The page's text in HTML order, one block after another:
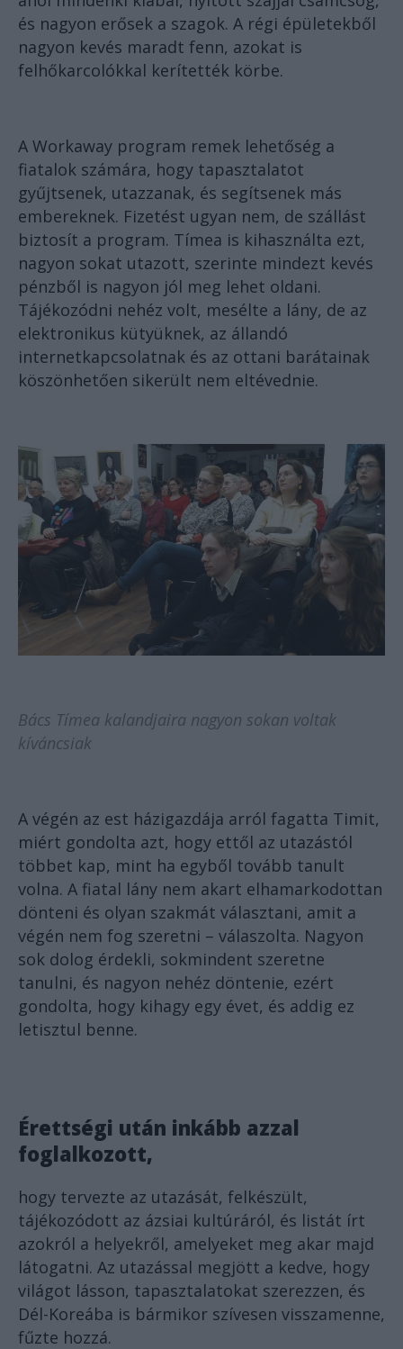
és nagyon erősek a szagok. A régi épületekből
nagyon kevés maradt fenn, azokat is
felhőkarcolókkal kerítették körbe.
A Workaway program remek lehetőség a
fiatalok számára, hogy tapasztalatot
gyűjtsenek, utazzanak, és segítsenek más
embereknek. Fizetést ugyan nem, de szállást
biztosít a program. Tímea is kihasználta ezt,
nagyon sokat utazott, szerinte mindezt kevés
pénzből is nagyon jól meg lehet oldani.
Tájékozódni nehéz volt, mesélte a lány, de az
elektronikus kütyüknek, az állandó
internetkapcsolatnak és az ottani barátainak
köszönhetően sikerült nem eltévednie.
Bács Tímea kalandjaira nagyon sokan voltak
kíváncsiak
A végén az est házigazdája arról fagatta Timit,
miért gondolta azt, hogy ettől az utazástól
többet kap, mint ha egyből tovább tanult
volna. A fiatal lány nem akart elhamarkodottan
dönteni és olyan szakmát választani, amit a
végén nem fog szeretni – válaszolta. Nagyon
sok dolog érdekli, sokmindent szeretne
tanulni, és nagyon nehéz döntenie, ezért
gondolta, hogy kihagy egy évet, és addig ez
letisztul benne.
Érettségi után inkább azzal
foglalkozott,
hogy tervezte az utazását, felkészült,
tájékozódott az ázsiai kultúráról, és listát írt
azokról a helyekről, amelyeket meg akar majd
látogatni. Az utazással megjött a kedve, hogy
világot lásson, tapasztalatokat szerezzen, és
Dél-Koreába is bármikor szívesen visszamenne,
fűzte hozzá.